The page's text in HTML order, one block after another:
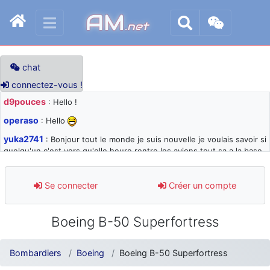
AM.net
chat
connectez-vous !
d9pouces : Hello !
operaso : Hello
yuka2741 : Bonjour tout le monde je suis nouvelle je voulais savoir si
quelqu'un c'est vers qu'elle heure rentre les avions tout sa a la base
d9pouces: désolé pour les quelques blocages du site ces derniers
jours : je teste des méthodes contre le spam et les bots trop nocifs
: Super, la nouvelle bannière
d9pouces: je suis un avion@,._,+ > lesquels ? je ne suis pas sûr de
comprendre
Se connecter Créer un compte
Boeing B-50 Superfortress
Bombardiers Boeing Boeing B-50 Superfortress